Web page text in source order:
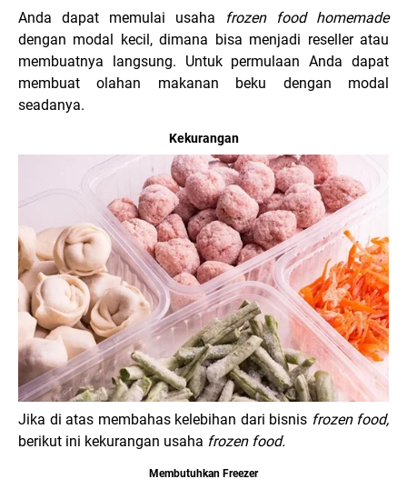
Anda dapat memulai usaha frozen food
homemade
dengan modal kecil, dimana bisa menjadi reseller atau
membuatnya langsung. Untuk permulaan Anda dapat
membuat olahan makanan beku dengan modal
seadanya.
Kekurangan
Jika di atas membahas kelebihan dari bisnis frozen food,
berikut ini kekurangan usaha frozen food.
Membutuhkan Freezer